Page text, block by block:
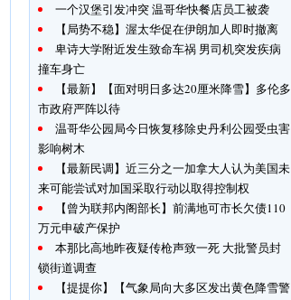
一个汉堡引发冲突 温哥华快餐店员工被袭
【局势不稳】渥太华促在伊朗加人即时撤离
卑诗大学附近发生致命车祸 男司机突发疾病
撞车身亡
【最新】【面对明日多达20厘米降雪】多伦多
市政府严阵以待
温哥华公园局今日恢复移除史丹利公园受虫害
影响树木
【最新民调】近三分之一加拿大人认为美国未
来可能尝试对加国采取行动以取得控制权
【曾为联邦内阁部长】前满地可市长欠债110
万元申破产保护
本那比高地昨夜疑传枪声致一死 大批警员封
锁街道调查
【提提你】【气象局向大多区发出黄色降雪警